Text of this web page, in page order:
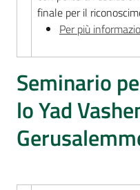
finale per il
Per più
Seminario
lo Yad